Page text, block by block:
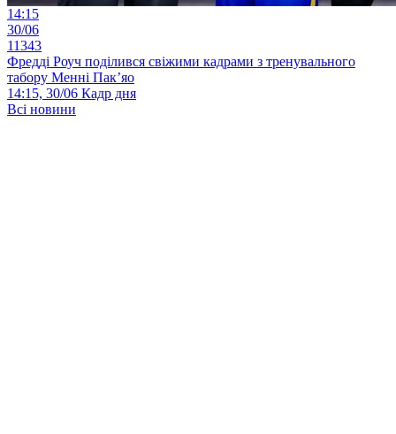
14:15
30/06
11343
Фредді Роуч поділився свіжими кадрами з тренувального
табору Менні Пак’яо
14:15, 30/06 Кадр дня
Всі новини